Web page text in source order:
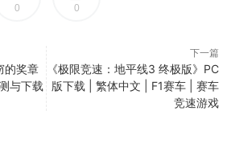
0 0
的奖章
与下载
下一篇
《极限竞速：地平线3 终极版》PC
版下载 | 繁体中文 | F1赛车 | 赛车
竞速游戏